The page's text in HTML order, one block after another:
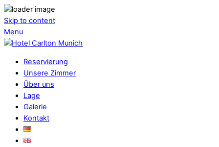
Skip to content
Menu
Reservierung
Unsere Zimmer
Über uns
Lage
Galerie
Kontakt